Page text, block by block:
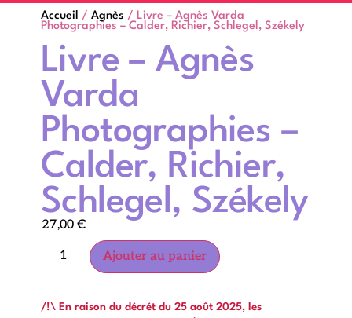
Accueil / Agnès / Livre – Agnès Varda
Photographies – Calder, Richier, Schlegel, Székely
Livre – Agnès
Varda
Photographies –
Calder, Richier,
Schlegel, Székely
27,00 €
Ajouter au panier
/!\ En raison du décrét du 25 août 2025, les